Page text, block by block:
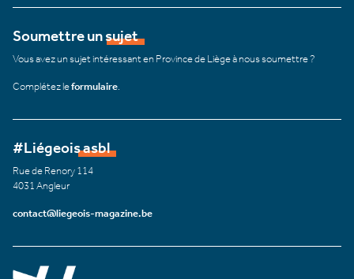
Soumettre un sujet
Vous avez un sujet intéressant en Province de Liège à nous soumettre ?
Complétez leformulaire
#Liégeois asbl
Rue de Renory 114
4031 Angleur
contact@liegeois-magazine.be